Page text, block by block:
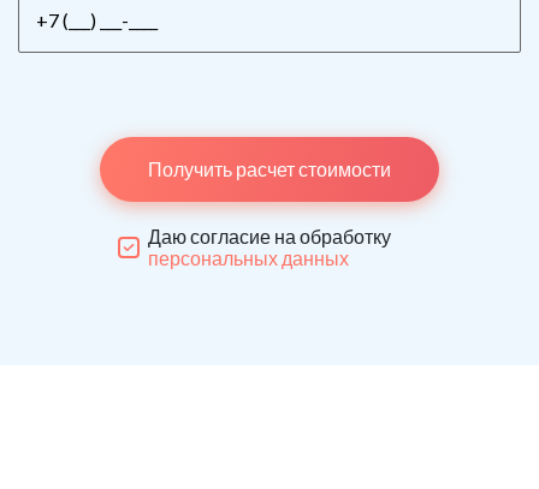
Получить расчет стоимости
Даю согласие на обработку
персональных данных